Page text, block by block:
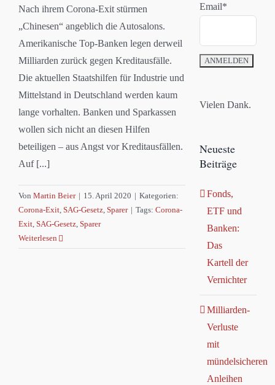
Nach ihrem Corona-Exit stürmen
„Chinesen“ angeblich die Autosalons.
Amerikanische Top-Banken legen derweil
Milliarden zurück gegen Kreditausfälle.
Die aktuellen Staatshilfen für Industrie und
Mittelstand in Deutschland werden kaum
lange vorhalten. Banken und Sparkassen
wollen sich nicht an diesen Hilfen
beteiligen – aus Angst vor Kreditausfällen.
Auf [...]
Von Martin Beier | 15. April 2020 | Kategorien:
Corona-Exit, SAG-Gesetz, Sparer | Tags: Corona-
Exit, SAG-Gesetz, Sparer
Weiterlesen
Email*
Vielen Dank.
Neueste
Beiträge
Fonds,
ETF und
Banken:
Das
Kartell der
Vernichter
Milliarden-
Verluste
mit
mündelsicheren
Anleihen